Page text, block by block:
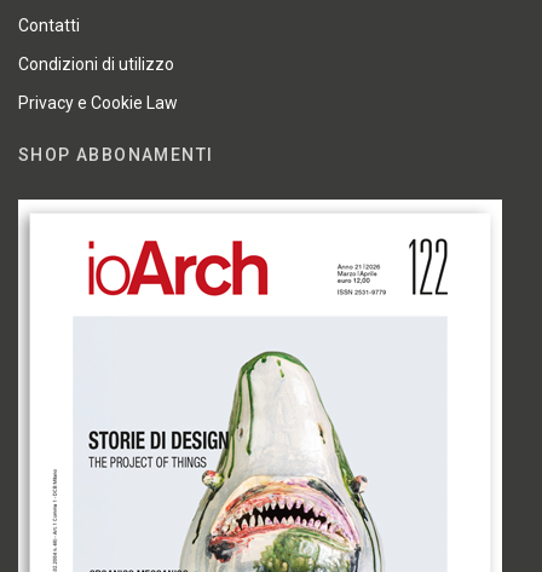
Contatti
Condizioni di utilizzo
Privacy e Cookie Law
SHOP ABBONAMENTI